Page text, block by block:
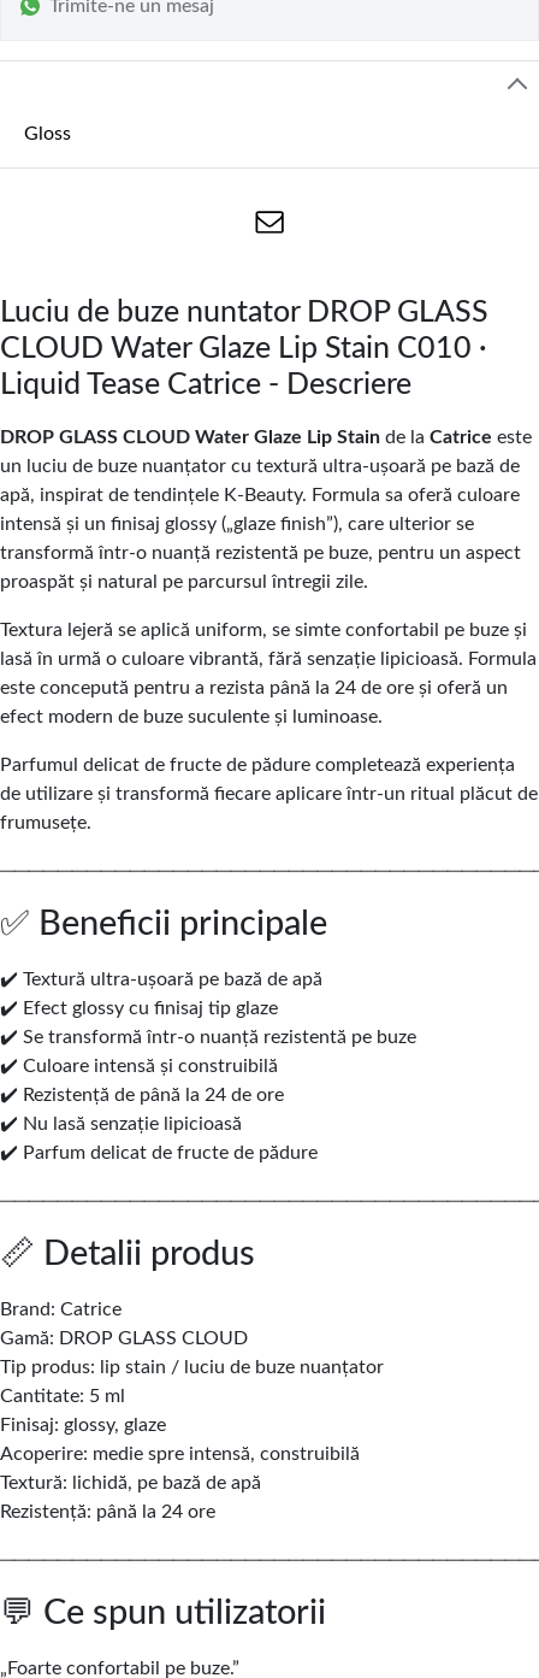
Trimite-ne un mesaj
Gloss
Luciu de buze nuntator DROP GLASS
CLOUD Water Glaze Lip Stain C010 ·
Liquid Tease Catrice - Descriere
DROP GLASS CLOUD Water Glaze Lip Stain de la Catrice este
un luciu de buze nuanțator cu textură ultra-ușoară pe bază de
apă, inspirat de tendințele K-Beauty. Formula sa oferă culoare
intensă și un finisaj glossy („glaze finish”), care ulterior se
transformă într-o nuanță rezistentă pe buze, pentru un aspect
proaspăt și natural pe parcursul întregii zile.
Textura lejeră se aplică uniform, se simte confortabil pe buze și
lasă în urmă o culoare vibrantă, fără senzație lipicioasă. Formula
este concepută pentru a rezista până la 24 de ore și oferă un
efect modern de buze suculente și luminoase.
Parfumul delicat de fructe de pădure completează experiența
de utilizare și transformă fiecare aplicare într-un ritual plăcut de
frumusețe.
✅ Beneficii principale
✔️ Textură ultra-ușoară pe bază de apă
✔️ Efect glossy cu finisaj tip glaze
✔️ Se transformă într-o nuanță rezistentă pe buze
✔️ Culoare intensă și construibilă
✔️ Rezistență de până la 24 de ore
✔️ Nu lasă senzație lipicioasă
✔️ Parfum delicat de fructe de pădure
📏 Detalii produs
Brand: Catrice
Gamă: DROP GLASS CLOUD
Tip produs: lip stain / luciu de buze nuanțator
Cantitate: 5 ml
Finisaj: glossy, glaze
Acoperire: medie spre intensă, construibilă
Textură: lichidă, pe bază de apă
Rezistență: până la 24 ore
💬 Ce spun utilizatorii
„Foarte confortabil pe buze.”